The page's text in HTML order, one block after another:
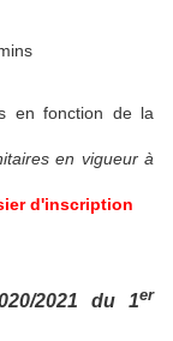
en fonction de la
en vigueur à
d'inscription
2021 du 1er